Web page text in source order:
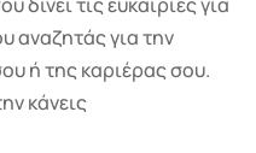
αναζητάς για την
ή της καριέρας σου.
κάνεις